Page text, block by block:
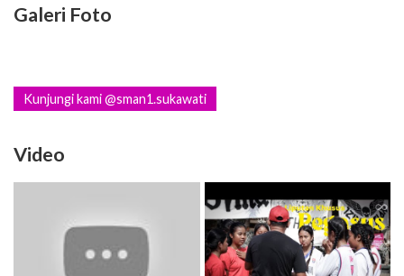
Galeri Foto
Kunjungi kami @sman1.sukawati
Video